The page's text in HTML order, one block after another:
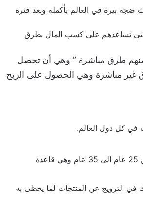
من الفيسبوك، منذ ظهور الفيسبوك من عام 2004 أحدث ضجة بيرة في العالم بأكمله وبعد فترة
التي تساعدهم على كسب المال بطرق
طرق مباشرة ” وهي أن تحصل
مباشرة وهي الحصول على الربح
في كل دول العالم.
تشكل نسبة 30% من مستخدمي الفيس بوك بأعمار تتراوح من 25 عام الى 35 عام وهي قاعدة
في الترويج عن المنتجات لما يحظى به